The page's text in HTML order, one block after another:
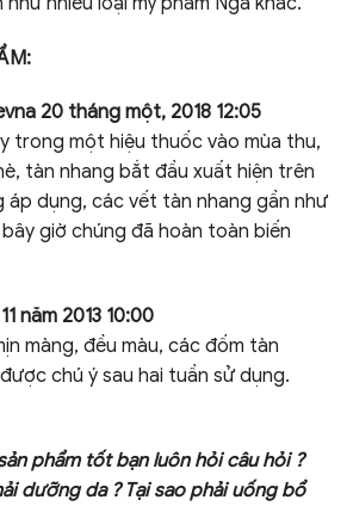
20 tháng một, 2018 12:05
trong một hiệu thuốc vào mùa thu,
tàn nhang bắt đầu xuất hiện trên
áp dụng, các vết tàn nhang gần như
giờ chúng đã hoàn toàn biến
năm 2013 10:00
màng, đều màu, các đốm tàn
chú ý sau hai tuần sử dụng.
phẩm tốt bạn luôn hỏi câu hỏi ?
dưỡng da ? Tại sao phải uống bổ